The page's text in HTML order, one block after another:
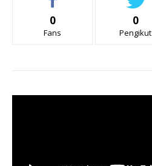
0
Fans
0
Pengikut